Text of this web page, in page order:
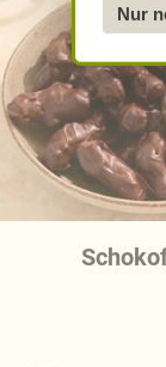
Nur